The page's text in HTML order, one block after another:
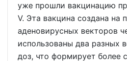
уже прошли вакцинацию
V. Эта вакцина создана на
аденовирусных векторов
использованы два разных
доз, что формирует более